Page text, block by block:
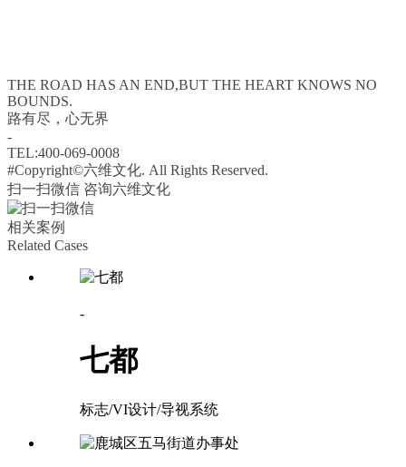
THE ROAD HAS AN END,BUT THE HEART KNOWS NO
BOUNDS.
路有尽，心无界
-
TEL:400-069-0008
#Copyright©六维文化. All Rights Reserved.
扫一扫微信 咨询六维文化
相关案例
Related Cases
-
七都
标志/VI设计/导视系统